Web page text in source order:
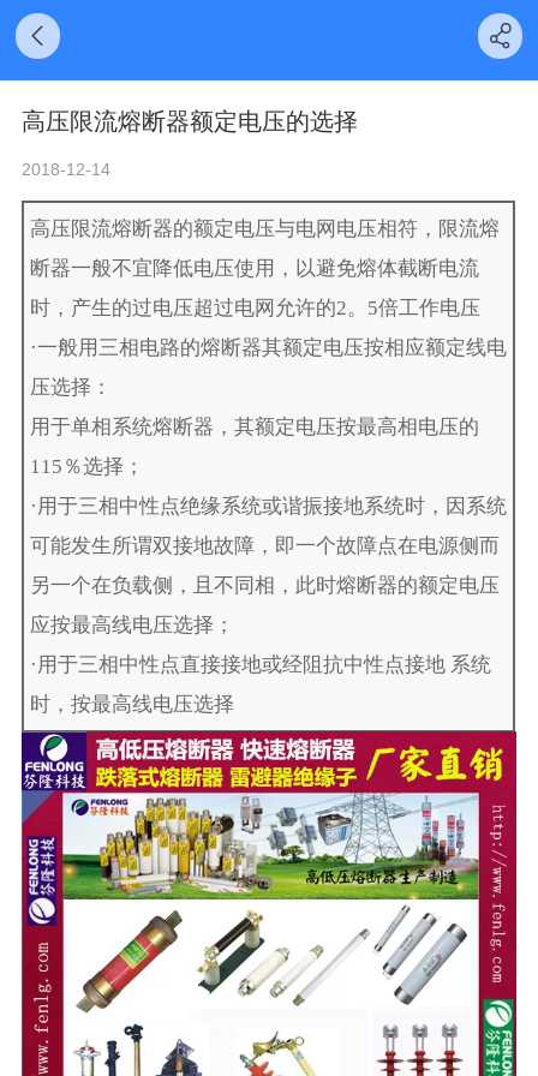
高压限流熔断器额定电压的选择
2018-12-14
高压限流熔断器的额定电压与电网电压相符，限流熔
断器一般不宜降低电压使用，以避免熔体截断电流
时，产生的过电压超过电网允许的2。5倍工作电压
·一般用三相电路的熔断器其额定电压按相应额定线电
压选择：
用于单相系统熔断器，其额定电压按最高相电压的
115％选择；
·用于三相中性点绝缘系统或谐振接地系统时，因系统
可能发生所谓双接地故障，即一个故障点在电源侧而
另一个在负载侧，且不同相，此时熔断器的额定电压
应按最高线电压选择；
·用于三相中性点直接接地或经阻抗中性点接地 系统
时，按最高线电压选择